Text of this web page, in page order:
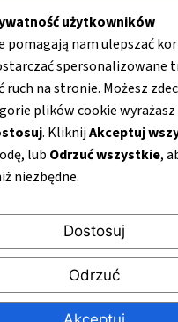
użytkowników
pomagają nam ulepszać
spersonalizowane
na stronie. Możesz
plików cookie wyrażasz
. KliknijAkceptuj
lub Odrzuć wszystkie,
niezbędne.
Dostosuj
Odrzuć